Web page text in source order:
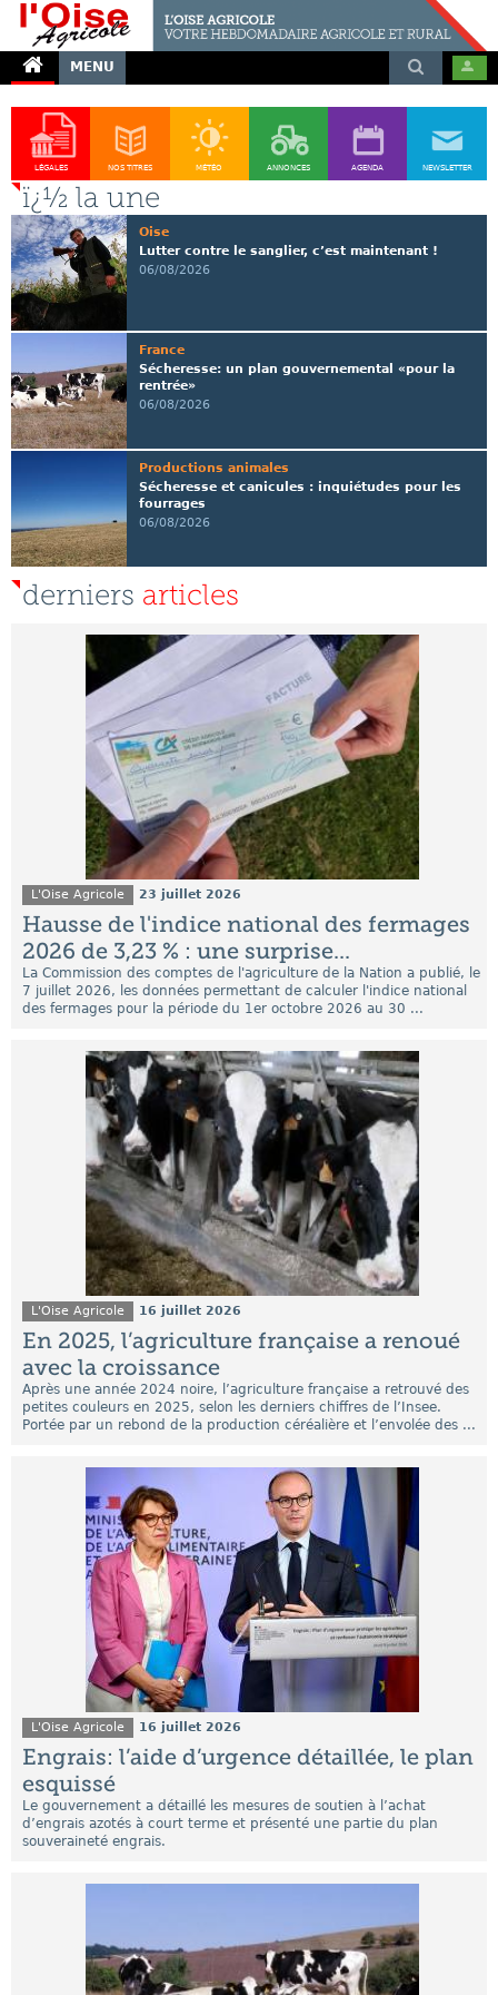
MENU
LÉGALES NOS TITRES MÉTÉO ANNONCES AGENDA NEWSLETTER
ï¿½ la une
Oise
Lutter contre le sanglier, c’est maintenant !
06/08/2026
France
Sécheresse: un plan gouvernemental «pour la
rentrée»
06/08/2026
Productions animales
Sécheresse et canicules : inquiétudes pour les
fourrages
06/08/2026
derniers articles
L'Oise Agricole 23 juillet 2026
Hausse de l'indice national des fermages
2026 de 3,23 % : une surprise...
La Commission des comptes de l'agriculture de la Nation a publié, le
7 juillet 2026, les données permettant de calculer l'indice national
des fermages pour la période du 1er octobre 2026 au 30 ...
L'Oise Agricole 16 juillet 2026
En 2025, l’agriculture française a renoué
avec la croissance
Après une année 2024 noire, l’agriculture française a retrouvé des
petites couleurs en 2025, selon les derniers chiffres de l’Insee.
Portée par un rebond de la production céréalière et l’envolée des ...
L'Oise Agricole 16 juillet 2026
Engrais: l’aide d’urgence détaillée, le plan
esquissé
Le gouvernement a détaillé les mesures de soutien à l’achat
d’engrais azotés à court terme et présenté une partie du plan
souveraineté engrais.